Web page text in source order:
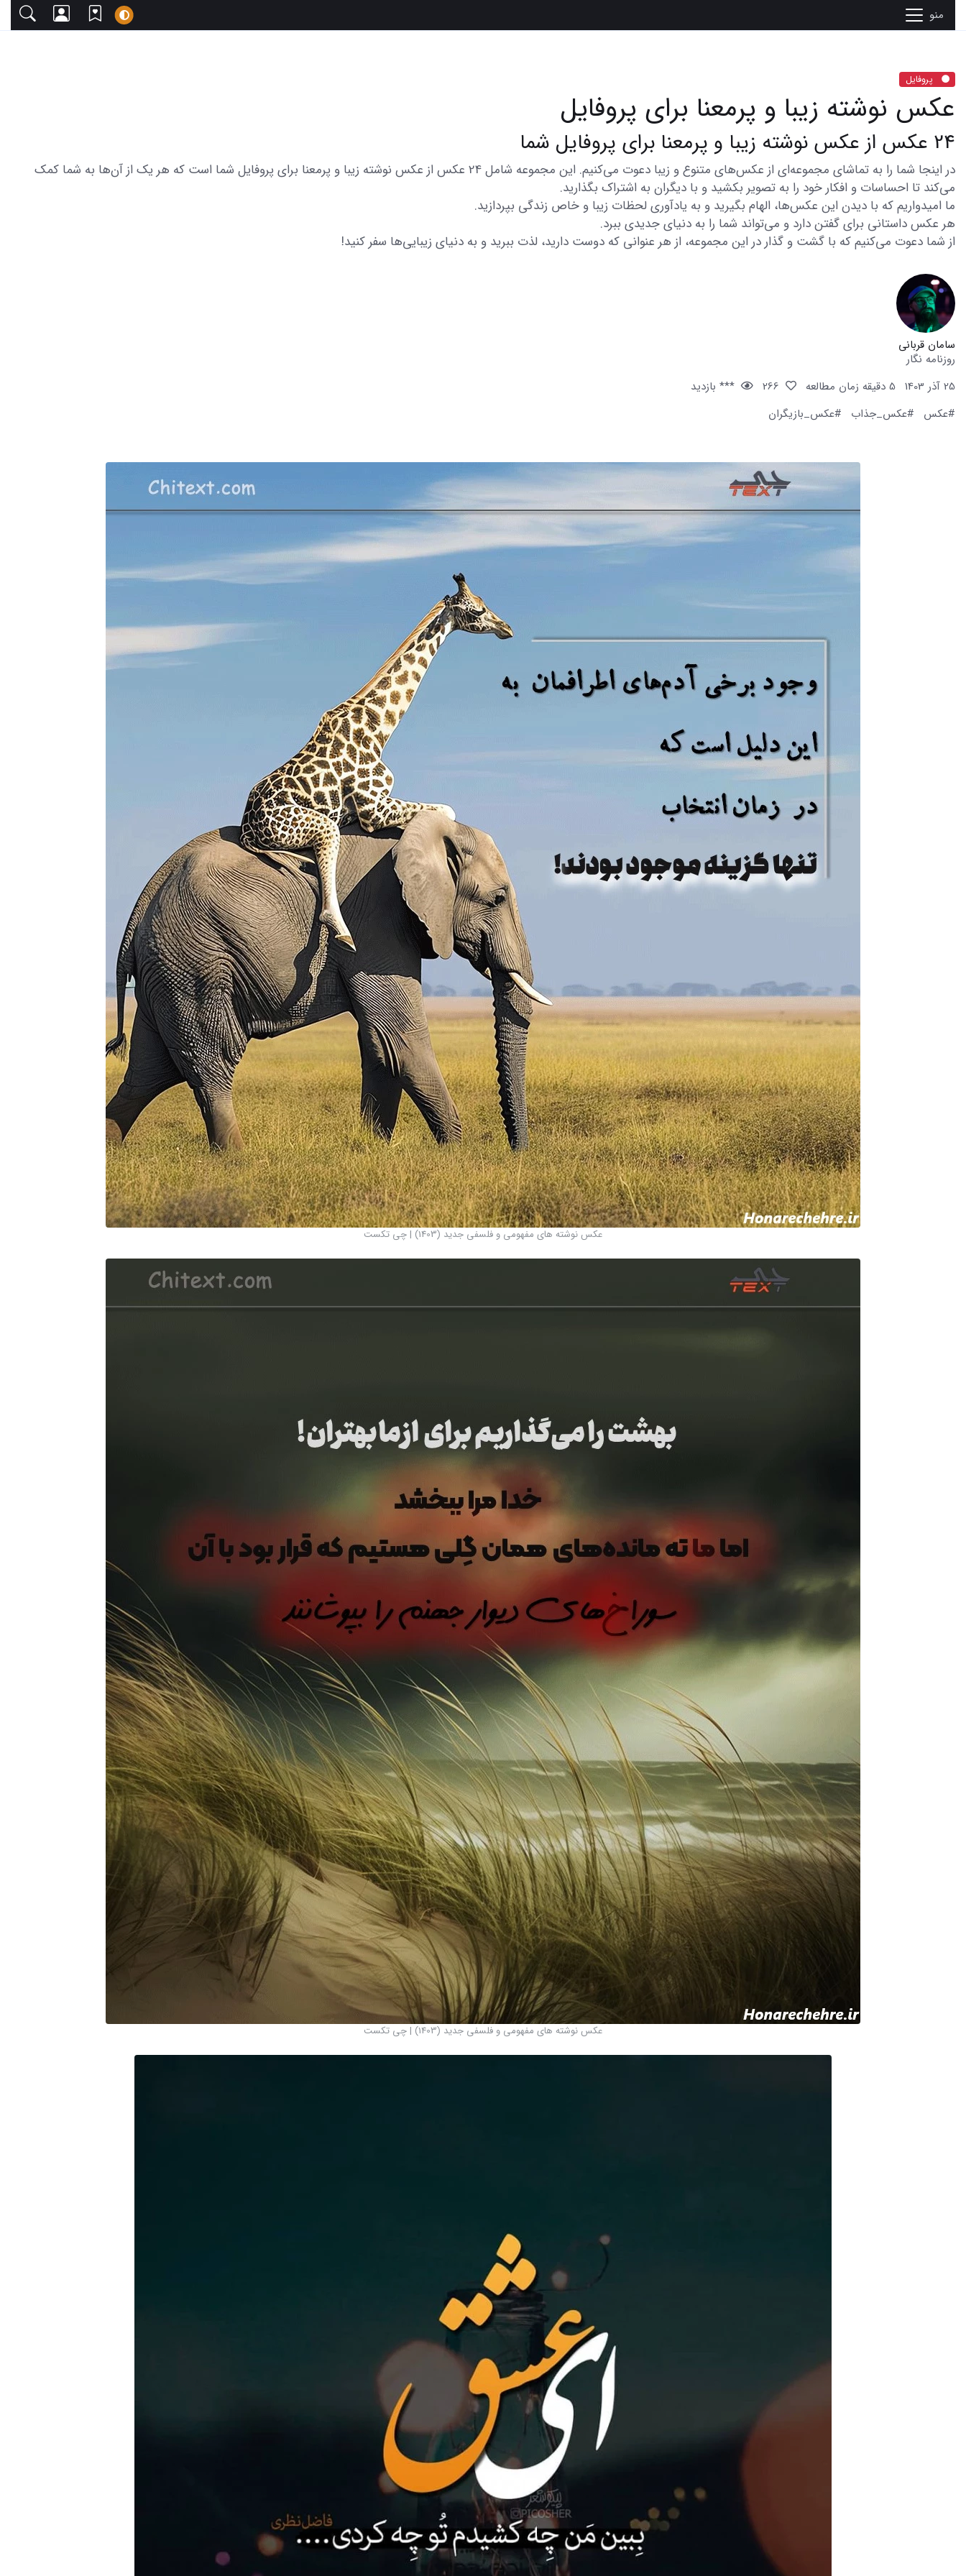
منو
پروفایل
عکس نوشته زیبا و پرمعنا برای پروفایل
24 عکس از عکس نوشته زیبا و پرمعنا برای پروفایل شما
در اینجا شما را به تماشای مجموعه‌ای از عکس‌های متنوع و زیبا دعوت می‌کنیم. این مجموعه شامل 24 عکس از عکس نوشته زیبا و پرمعنا برای پروفایل شما است که هر یک از آن‌ها به شما کمک
می‌کند تا احساسات و افکار خود را به تصویر بکشید و با دیگران به اشتراک بگذارید.
ما امیدواریم که با دیدن این عکس‌ها، الهام بگیرید و به یادآوری لحظات زیبا و خاص زندگی بپردازید.
هر عکس داستانی برای گفتن دارد و می‌تواند شما را به دنیای جدیدی ببرد.
از شما دعوت می‌کنیم که با گشت و گذار در این مجموعه، از هر عنوانی که دوست دارید، لذت ببرید و به دنیای زیبایی‌ها سفر کنید!
سامان قربانی
روزنامه نگار
25 آذر 1403
5 دقیقه زمان مطالعه
*** بازدید
#عکس
#عکس_جذاب #عکس_بازیگران
عکس نوشته های مفهومی و فلسفی جدید (1403) | چی‌ تکست
عکس نوشته های مفهومی و فلسفی جدید (1403) | چی‌ تکست